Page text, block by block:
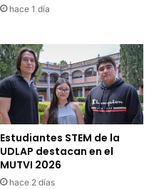
hace 1 día
Estudiantes STEM de la
UDLAP destacan en el
MUTVI 2026
hace 2 días